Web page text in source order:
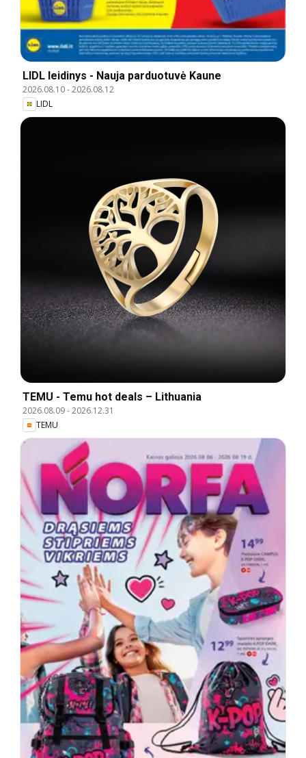
LIDL leidinys - Nauja parduotuvė Kaune
2026.08.10-2026.08.12
LIDL
TEMU - Temu hot deals – Lithuania
2026.08.09-2026.12.31
TEMU